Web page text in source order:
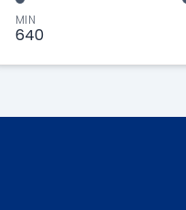
MIN
640